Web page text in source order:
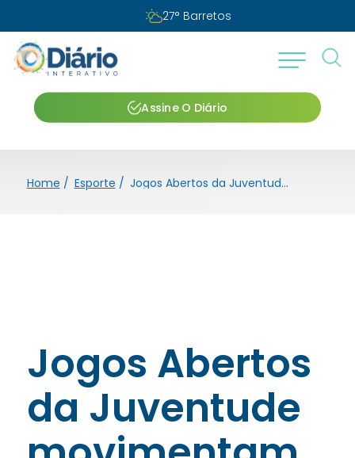
27° Barretos
Assine O Diário
Home / Esporte / Jogos Abertos da Juventude movimentam praças esportivas de Barretos
Jogos Abertos
da Juventude